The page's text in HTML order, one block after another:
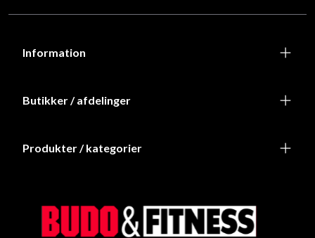
Information
Butikker / afdelinger
Produkter / kategorier